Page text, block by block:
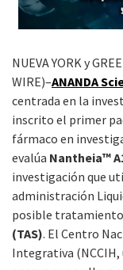
NUEVA YORK y
WIRE)–ANANDA
centrada en la
inscrito el primer
fármaco en
evalúa Nantheia™
investigación que
administración
posible
(TAS). El Centro
Integrativa (NCCIH,